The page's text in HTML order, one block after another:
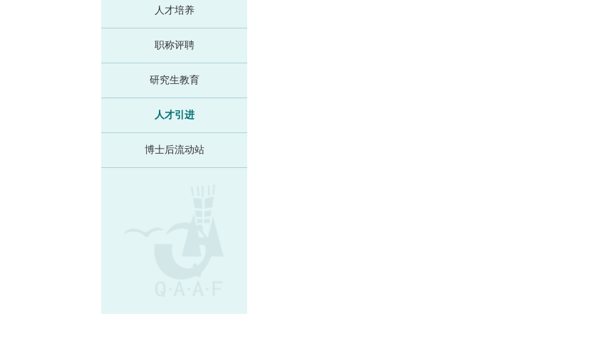
人才培养
职称评聘
研究生教育
人才引进
博士后流动站